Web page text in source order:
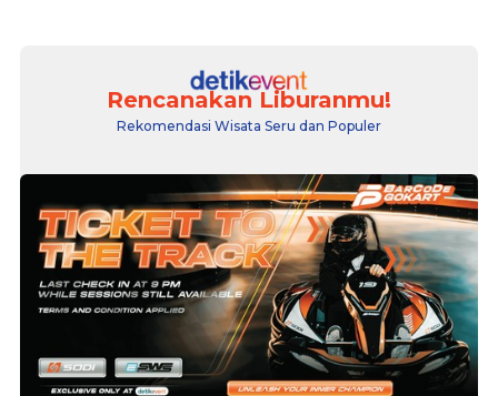
Rencanakan Liburanmu!
Rekomendasi Wisata Seru dan Populer